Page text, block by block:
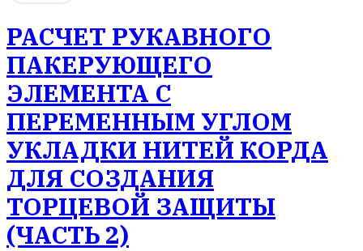
РАСЧЕТ РУКАВНОГО
ПАКЕРУЮЩЕГО
ЭЛЕМЕНТА С
ПЕРЕМЕННЫМ УГЛОМ
УКЛАДКИ НИТЕЙ КОРДА
ДЛЯ СОЗДАНИЯ
ТОРЦЕВОЙ ЗАЩИТЫ
(ЧАСТЬ 2)